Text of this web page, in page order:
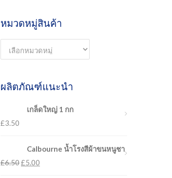
หมวดหมู่สินค้า
ผลิตภัณฑ์แนะนำ
เกล็ดใหญ่ 1 กก
£3.50
Calbourne น้ำโรงสีผ้าขนหนูชา
£6.50£5.00